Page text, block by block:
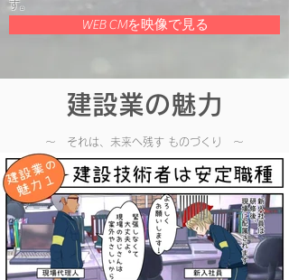
す。
WEB CMを映像で見る
建設業の魅力
​～ それは、未来へ残す ものづくり ～